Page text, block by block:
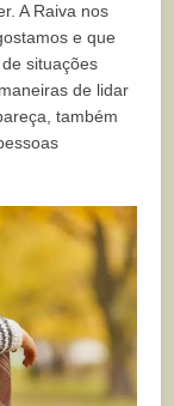
A Raiva nos
e que
situações
de lidar
também